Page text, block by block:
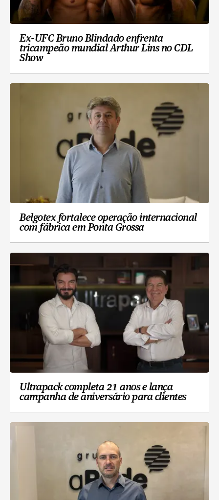
Ex-UFC Bruno Blindado enfrenta
tricampeão mundial Arthur Lins no CDL
Show
Belgotex fortalece operação internacional
com fábrica em Ponta Grossa
Ultrapack completa 21 anos e lança
campanha de aniversário para clientes